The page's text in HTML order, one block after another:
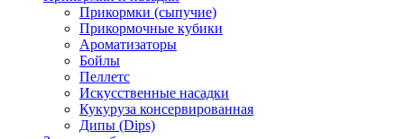
Прикормки (сыпучие)
Прикормочные кубики
Ароматизаторы
Бойлы
Пеллетс
Искусственные насадки
Кукуруза консервированная
Дипы (Dips)